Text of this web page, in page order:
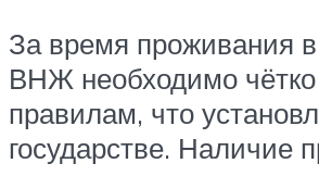
За время проживания в
ВНЖ необходимо чётко
правилам, что
государстве. Наличие